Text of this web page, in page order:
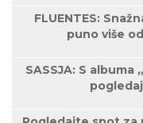
FLUENTES:
puno više
SASSJA: S